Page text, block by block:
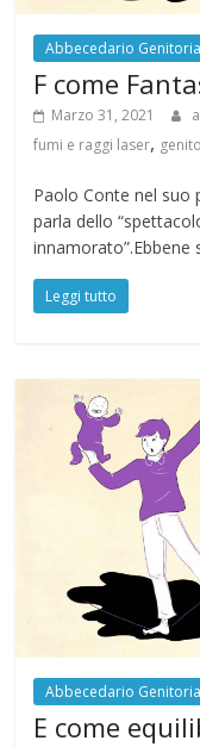
Abbecedario
F come
Marzo 31, 2021
fumi e raggi laser,
Paolo Conte nel suo
parla dello
innamorato”.Ebbene
Leggi tutto
Abbecedario
E come